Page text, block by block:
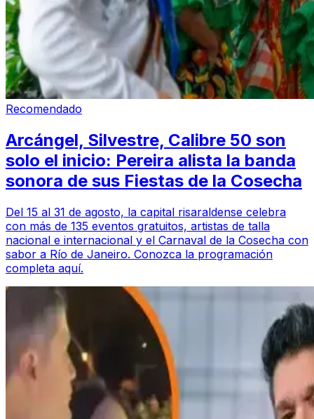
Recomendado
Arcángel, Silvestre, Calibre 50 son
solo el inicio: Pereira alista la banda
sonora de sus Fiestas de la Cosecha
Del 15 al 31 de agosto, la capital risaraldense celebra
con más de 135 eventos gratuitos, artistas de talla
nacional e internacional y el Carnaval de la Cosecha con
sabor a Río de Janeiro. Conozca la programación
completa aquí.